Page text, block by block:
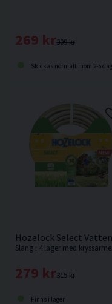
309 kr
269 kr
Skickas normalt inom 2-5
Hozelock Select
315 kr
279 kr
Finns i lager